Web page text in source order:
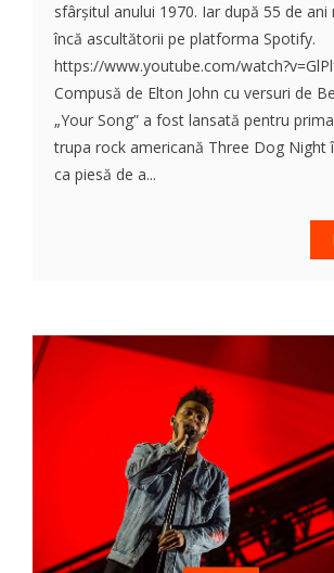
sfârșitul anului 1970. Iar după 55 de ani
încă ascultătorii pe platforma Spotify.
https://www.youtube.com/
Compusă de Elton John cu versuri de
„Your Song” a fost lansată pentru
trupa rock americană Three Dog Night
ca piesă de a...